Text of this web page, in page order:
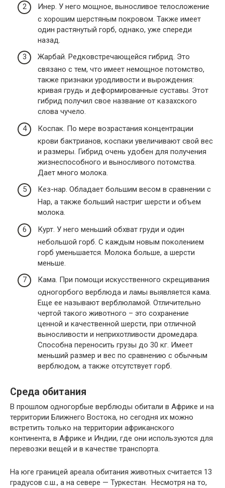
Инер. У него мощное, выносливое телосложение
с хорошим шерстяным покровом. Также имеет
один растянутый горб, однако, уже спереди
назад.
Жарбай. Редковстречающейся гибрид. Это
связано с тем, что имеет немощное потомство,
также признаки уродливости и вырождения:
кривая грудь и деформированные суставы. Этот
гибрид получил свое название от казахского
слова чучело.
Коспак. По мере возрастания концентрации
крови бактрианов, коспаки увеличивают свой вес
и размеры. Гибрид очень удобен для получения
жизнеспособного и выносливого потомства.
Дает много молока.
Кез-нар. Обладает большим весом в сравнении с
Нар, а также больший настриг шерсти и объем
молока.
Курт. У него меньший обхват груди и один
небольшой горб. С каждым новым поколением
горб уменьшается. Молока больше, а шерсти
меньше.
Кама. При помощи искусственного скрещивания
одногорбого верблюда и ламы выявляется кама.
Еще ее называют верблюламой. Отличительно
чертой такого животного – это сохранение
ценной и качественной шерсти, при отличной
выносливости и неприхотливости дромедара.
Способна переносить грузы до 30 кг. Имеет
меньший размер и вес по сравнению с обычным
верблюдом, а также отсутствует горб.
Среда обитания
В прошлом одногорбые верблюды обитали в Африке и на
территории Ближнего Востока, но сегодня их можно
встретить только на территории африканского
континента, в Африке и Индии, где они используются для
перевозки вещей и в качестве транспорта.
На юге границей ареала обитания животных считается 13
градусов с.ш., а на севере — Туркестан. Несмотря на то,